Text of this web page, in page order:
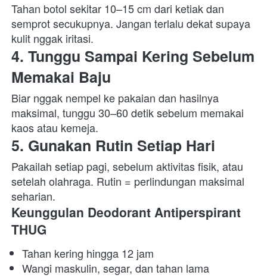
Tahan botol sekitar 10–15 cm dari ketiak dan
semprot secukupnya. Jangan terlalu dekat supaya
kulit nggak iritasi.
4. Tunggu Sampai Kering Sebelum
Memakai Baju
Biar nggak nempel ke pakaian dan hasilnya
maksimal, tunggu 30–60 detik sebelum memakai
kaos atau kemeja.
5. Gunakan Rutin Setiap Hari
Pakailah setiap pagi, sebelum aktivitas fisik, atau
setelah olahraga. Rutin = perlindungan maksimal
seharian.
Keunggulan Deodorant Antiperspirant
THUG
Tahan kering hingga 12 jam
Wangi maskulin, segar, dan tahan lama